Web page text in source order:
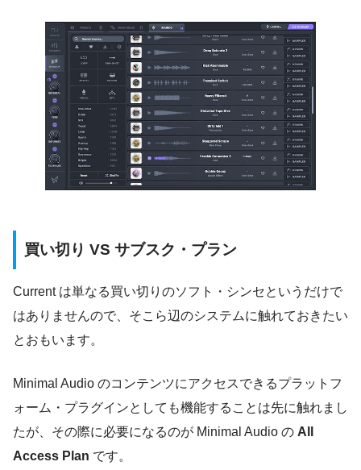
買い切り VS サブスク・プラン
Current は単なる買い切りのソフト・シンセというだけで
はありませんので、そこら辺のシステムに触れておきたい
とおもいます。
Minimal Audio のコンテンツにアクセスできるプラットフ
ォーム・プラグインとしても機能することは先に触れまし
たが、その際に必要になるのが Minimal Audio の All
Access Plan です。